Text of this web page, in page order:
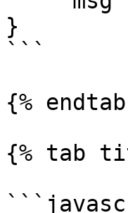
}
```
{%
{% tab